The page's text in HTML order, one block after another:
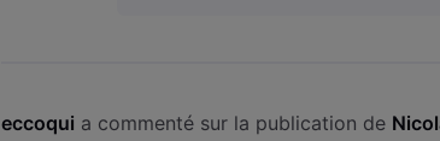
eccoqui a commenté sur la publication de